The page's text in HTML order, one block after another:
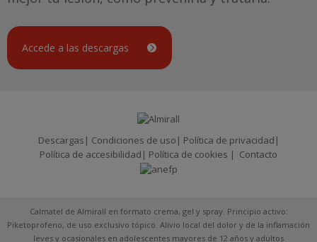
Accede a las descargas
Descargas Condiciones de uso
Política de privacidad
Política de accesibilidad
Política de cookies Contacto
Calmatel de Almirall en formato crema, gel y spray. Principio activo:
Piketoprofeno, de uso exclusivo tópico. Alivio local del dolor y de la inflamación
leves y ocasionales en adolescentes mayores de 12 años y adultos